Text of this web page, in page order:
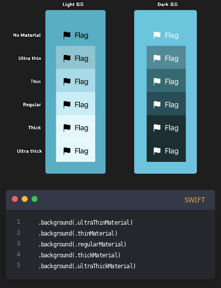
SWIFT
.background(.ultraThinMaterial)
.background(.thinMaterial)
.background(.regularMaterial)
.background(.thickMaterial)
.background(.ultraThickMaterial)